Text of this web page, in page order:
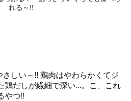
れる～!!
しい～!! 鶏肉はやわらかくてジ
鶏だしが繊細で深い...。こ、これ
やつ!!